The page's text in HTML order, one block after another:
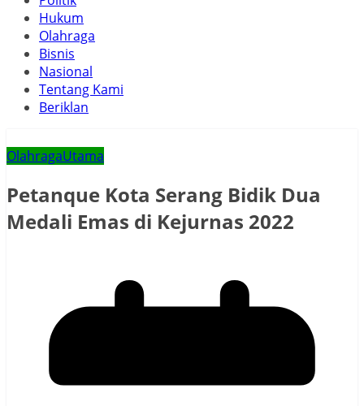
Hukum
Olahraga
Bisnis
Nasional
Tentang Kami
Beriklan
OlahragaUtama
Petanque Kota Serang Bidik Dua
Medali Emas di Kejurnas 2022